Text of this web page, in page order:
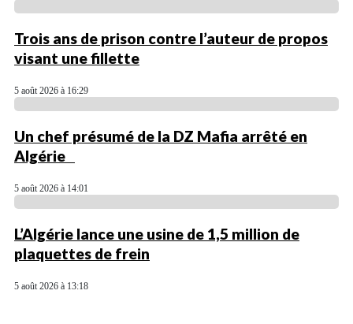
Trois ans de prison contre l’auteur de propos
visant une fillette
5 août 2026 à 16:29
Un chef présumé de la DZ Mafia arrêté en
Algérie
5 août 2026 à 14:01
L’Algérie lance une usine de 1,5 million de
plaquettes de frein
5 août 2026 à 13:18